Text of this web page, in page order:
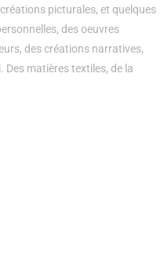
picturales, et quelques
des oeuvres
des créations narratives,
matières textiles, de la